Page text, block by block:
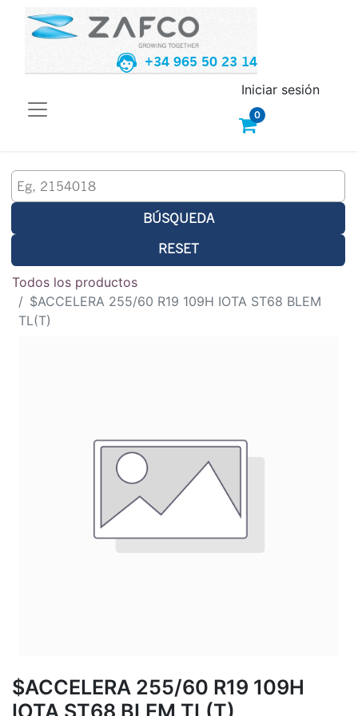
+34 965 50 23 14
0
Iniciar sesión
BÚSQUEDA
RESET
Todos los productos
$ACCELERA 255/60 R19 109H IOTA ST68 BLEM
TL(T)
$ACCELERA 255/60 R19 109H
IOTA ST68 BLEM TL(T)